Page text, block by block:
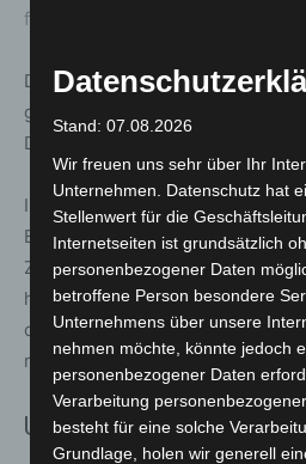
ferienprogramm.de/langenhagen
Das Anmeldeportal wird am
geschlossen. Die Auslosung der
Dienstag, 09. Juni 2026, um
Im Anschluss erhalten alle
Bestätigung über ihre
Zahlungsaufforderung. Nicht
haben anschließend die
direkt zu buchen. Die Stadt
regelmäßigen Blick ins
Unterstützung und
Stand: 07.08.2026
Wir freuen uns sehr über Ihr
Unternehmen. Datenschutz hat
Stellenwert für die
Internetseiten ist grundsätzlich
personenbezogener Daten
betroffene Person besondere
Unternehmens über unsere
nehmen möchte, könnte jedoch
personenbezogener Daten
Verarbeitung
besteht für eine solche
Grundlage, holen wir generell